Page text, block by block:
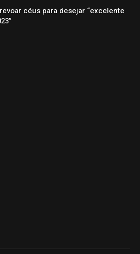
céus para desejar “excelente